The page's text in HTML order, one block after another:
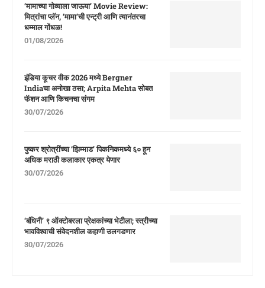
‘मामाच्या गोव्याला जाऊया’ Movie Review:
मित्रांचा प्लॅन, ‘मामा’ची एन्ट्री आणि त्यानंतरचा
धम्माल गोंधळ!
01/08/2026
इंडिया कूचर वीक 2026 मध्ये Bergner
Indiaचा अनोखा ठसा; Arpita Mehta सोबत
फॅशन आणि किचनचा संगम
30/07/2026
पुष्कर श्रोत्रींच्या ‘झिम्माड’ पिकनिकमध्ये ६० हून
अधिक मराठी कलाकार एकत्र येणार
30/07/2026
‘बंधिनी’ ९ ऑक्टोबरला प्रेक्षकांच्या भेटीला; स्त्रीच्या
भावविश्वाची संवेदनशील कहाणी उलगडणार
30/07/2026